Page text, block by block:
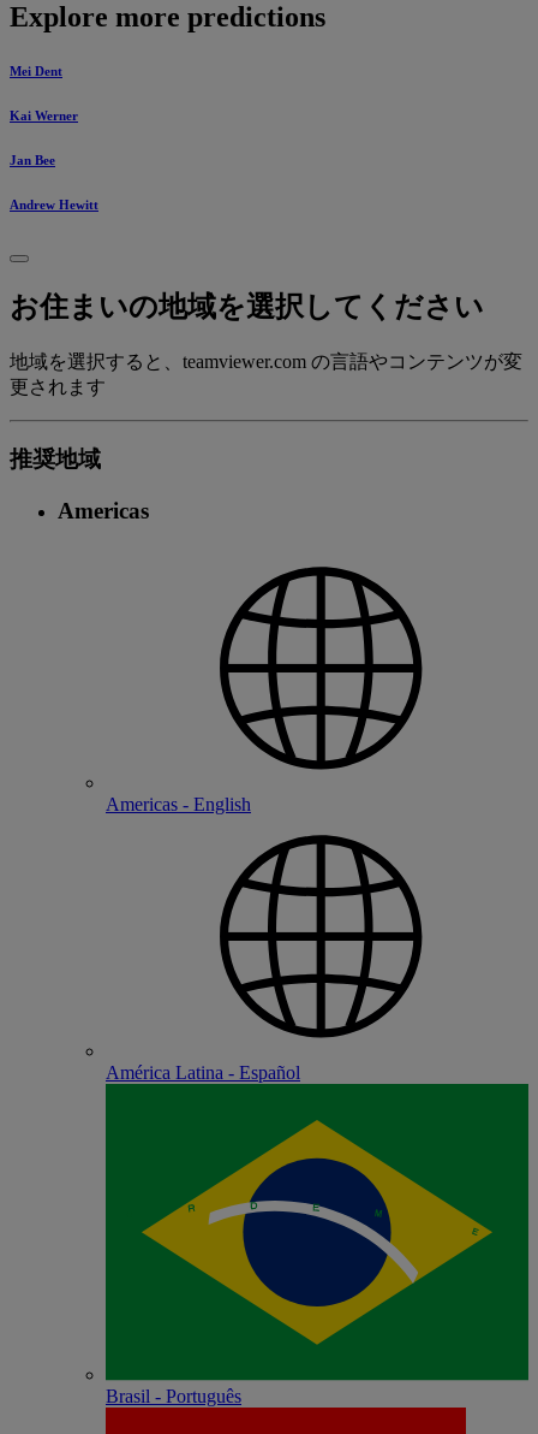
Explore more predictions
Mei Dent
Kai Werner
Jan Bee
Andrew Hewitt
お住まいの地域を選択してください
地域を選択すると、teamviewer.com の言語やコンテンツが変
更されます
推奨地域
Americas
Americas - English
América Latina - Español
Brasil - Português